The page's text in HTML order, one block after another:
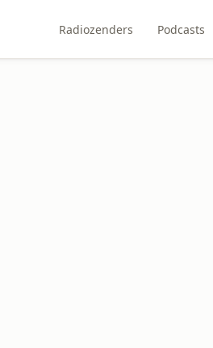
Radiozenders Podcasts